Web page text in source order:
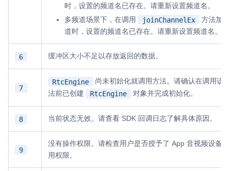
时，设置的频道名已存在。请重新设置频道名。
多频道场景下，在调用
joinChannelEx
方法加
道时，设置的频道名已存在。请重新设置频道名。
6 缓冲区大小不足以存放返回的数据。
7
RtcEngine
尚未初始化就调用方法。请确认在调用该
法前已创建
RtcEngine 对象并完成初始化。
8 当前状态无效。请查看 SDK 回调日志了解具体原因。
9
没有操作权限。请检查用户是否授予了 App 音视频设备
用权限。